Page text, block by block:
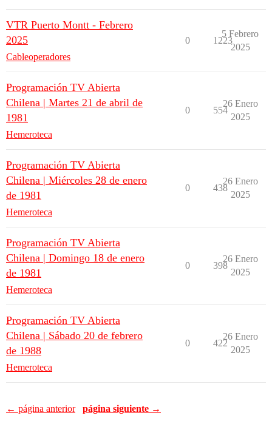
VTR Puerto Montt - Febrero
2025
Cableoperadores
0 1223
5 Febrero
2025
Programación TV Abierta
Chilena | Martes 21 de abril de
1981
Hemeroteca
0 554
26 Enero
2025
Programación TV Abierta
Chilena | Miércoles 28 de enero
de 1981
Hemeroteca
0 438
26 Enero
2025
Programación TV Abierta
Chilena | Domingo 18 de enero
de 1981
Hemeroteca
0 398
26 Enero
2025
Programación TV Abierta
Chilena | Sábado 20 de febrero
de 1988
Hemeroteca
0 422
26 Enero
2025
← página anterior página siguiente →